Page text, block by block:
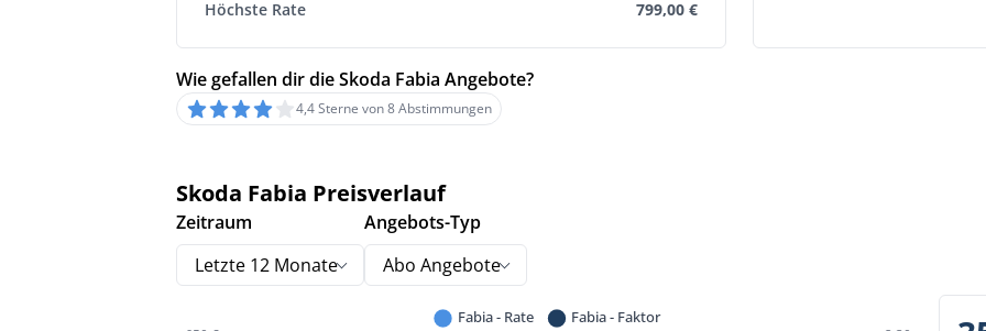
Höchste Rate 799,00 €
Wie gefallen dir die Skoda Fabia Angebote?
4,4 Sterne von 8 Abstimmungen
Skoda Fabia Preisverlauf
Zeitraum
Letzte 12 Monate
Angebots-Typ
Abo Angebote